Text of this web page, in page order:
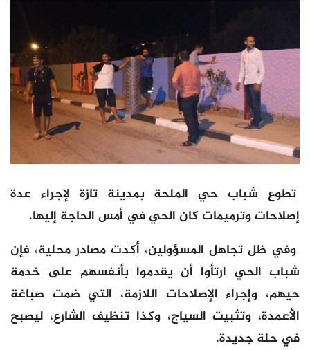
تطوع شباب حي الملحة بمدينة تازة لإجراء عدة
إصلاحات وترميمات كان الحي في أمس الحاجة إليها.
وفي ظل تجاهل المسؤولين، أكدت مصادر محلية، فإن
شباب الحي ارتأوا أن يقدموا بأنفسهم على خدمة
حيهم، وإجراء الإصلاحات اللازمة، التي ضمت صباغة
الأعمدة، وتثبيت السياج، وكذا تنظيف الشارع، ليصبح
في حلة جديدة.